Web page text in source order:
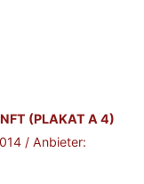
(PLAKAT A 4)
/ Anbieter: